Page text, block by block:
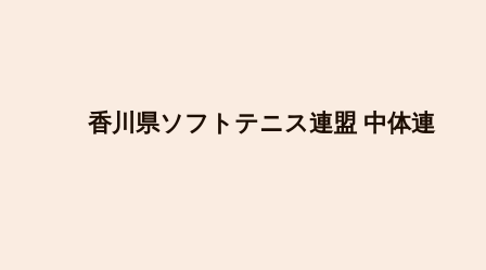
香川県ソフトテニス連盟 中体連